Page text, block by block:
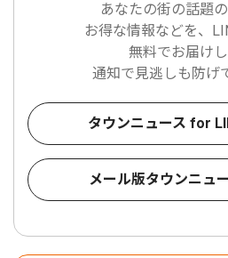
あなたの街の話題
お得な情報などを、
無料でお届けし
通知で見逃しも防げ
タウンニュース for
メール版タウンニュ